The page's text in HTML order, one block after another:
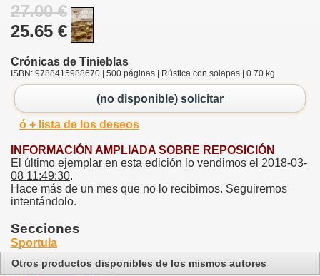
27.00 €
25.65 €
Crónicas de Tinieblas
ISBN: 9788415988670 | 500 páginas | Rústica con solapas | 0.70 kg
(no disponible) solicitar
ó + lista de los deseos
INFORMACIÓN AMPLIADA SOBRE REPOSICIÓN
El último ejemplar en esta edición lo vendimos el 2018-03-
08 11:49:30.
Hace más de un mes que no lo recibimos. Seguiremos
intentándolo.
Secciones
Sportula
Otros productos disponibles de los mismos autores